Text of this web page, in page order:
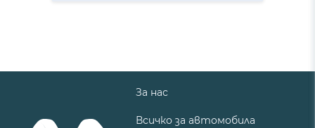
За нас
Всичко за автомобила